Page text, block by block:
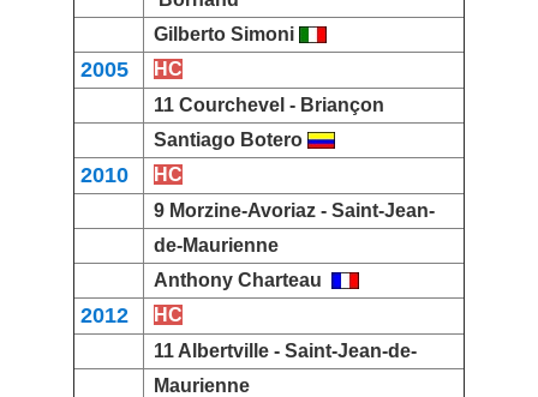
Gilberto Simoni
2005
HC
11 Courchevel - Briançon
Santiago Botero
2010
HC
9 Morzine-Avoriaz - Saint-Jean-
de-Maurienne
Anthony Charteau
2012
HC
11 Albertville - Saint-Jean-de-
Maurienne